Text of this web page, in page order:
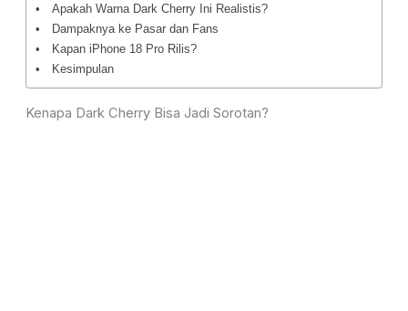
Apakah Warna Dark Cherry Ini Realistis?
Dampaknya ke Pasar dan Fans
Kapan iPhone 18 Pro Rilis?
Kesimpulan
Kenapa Dark Cherry Bisa Jadi Sorotan?